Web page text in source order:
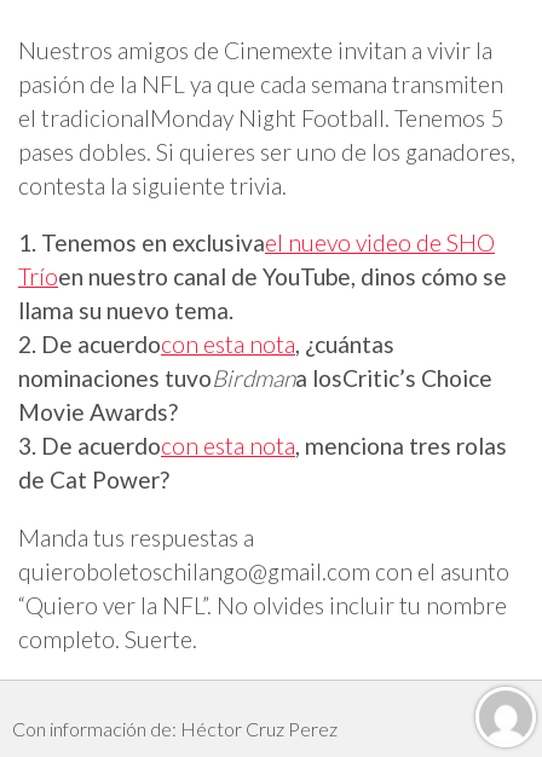
Nuestros amigos de Cinemexte invitan a vivir la
pasión de la NFL ya que cada semana transmiten
el tradicionalMonday Night Football. Tenemos 5
pases dobles. Si quieres ser uno de los ganadores,
contesta la siguiente trivia.
1. Tenemos en exclusivael nuevo video de SHO
Tríoen nuestro canal de YouTube, dinos cómo se
llama su nuevo tema.
2. De acuerdocon esta nota, ¿cuántas
nominaciones tuvoBirdmana losCritic’s Choice
Movie Awards?
3. De acuerdocon esta nota, menciona tres rolas
de Cat Power?
Manda tus respuestas a
quieroboletoschilango@gmail.com con el asunto
“Quiero ver la NFL”. No olvides incluir tu nombre
completo. Suerte.
Con información de: Héctor Cruz Perez